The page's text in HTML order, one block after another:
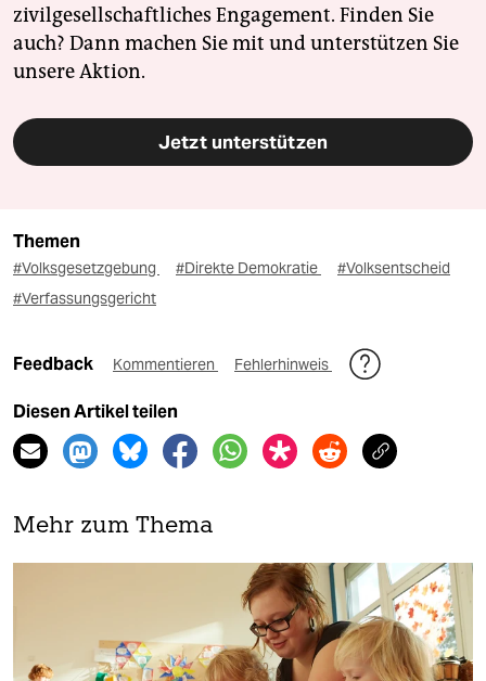
zivilgesellschaftliches Engagement. Finden Sie
auch? Dann machen Sie mit und unterstützen Sie
unsere Aktion.
Jetzt unterstützen
Themen
#Volksgesetzgebung #Direkte Demokratie
#Volksentscheid
#Verfassungsgericht
Feedback Kommentieren Fehlerhinweis
Diesen Artikel teilen
Mehr zum Thema